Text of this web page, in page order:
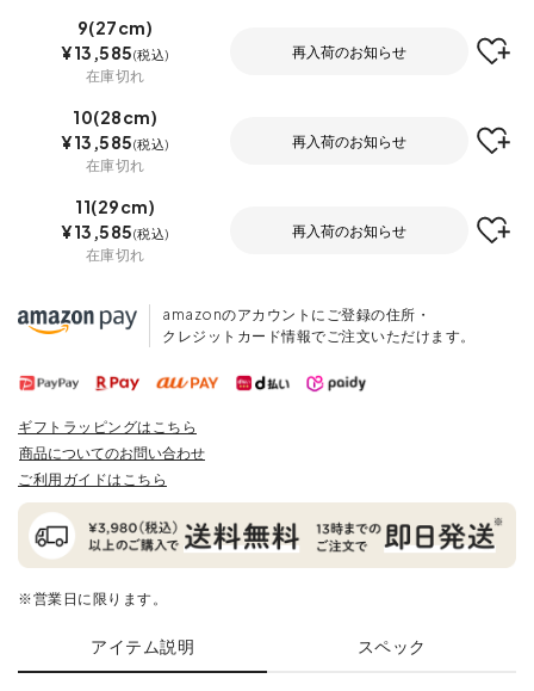
9(27cm)
¥13,585 税込
在庫切れ
再入荷のお知らせ
10(28cm)
¥13,585 税込
在庫切れ
再入荷のお知らせ
11(29cm)
¥13,585 税込
在庫切れ
再入荷のお知らせ
amazonのアカウントにご登録の住所・
クレジットカード情報でご注文いただけます。
ギフトラッピングはこちら
商品についてのお問い合わせ
ご利用ガイドはこちら
※営業日に限ります。
アイテム説明 スペック